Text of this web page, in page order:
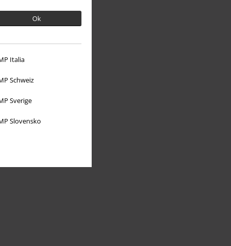
Ok
Italia
Schweiz
Sverige
Slovensko